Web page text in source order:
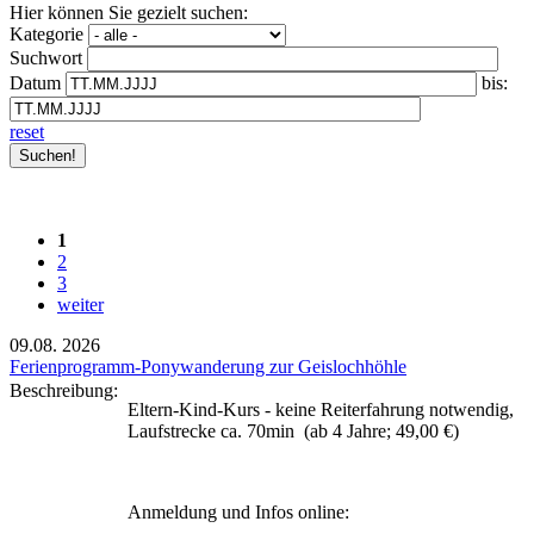
Hier können Sie gezielt suchen:
Kategorie
Suchwort
Datum
bis:
reset
1
2
3
weiter
09.08. 2026
Ferienprogramm-Ponywanderung zur Geislochhöhle
Beschreibung:
Eltern-Kind-Kurs - keine Reiterfahrung notwendig,
Laufstrecke ca. 70min (ab 4 Jahre; 49,00 €)
Anmeldung und Infos online: